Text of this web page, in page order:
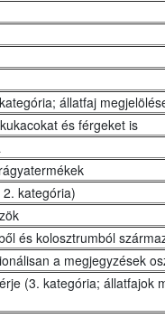
állatfaj
és férgeket is
kategória)
és kolosztrumból
a megjegyzések
(3. kategória; állatfajok